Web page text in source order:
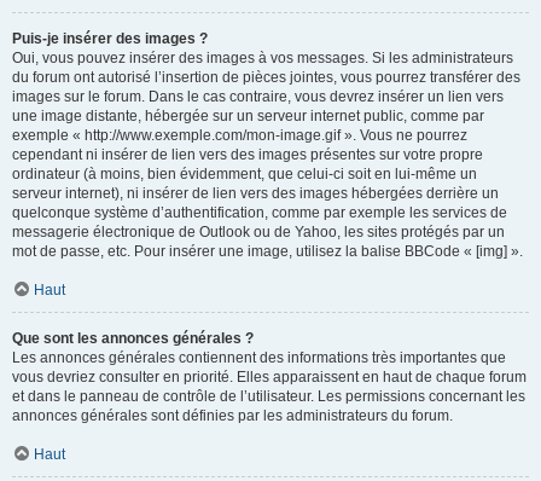
Puis-je insérer des images ?
Oui, vous pouvez insérer des images à vos messages. Si les administrateurs
du forum ont autorisé l’insertion de pièces jointes, vous pourrez transférer des
images sur le forum. Dans le cas contraire, vous devrez insérer un lien vers
une image distante, hébergée sur un serveur internet public, comme par
exemple « http://www.exemple.com/mon-image.gif ». Vous ne pourrez
cependant ni insérer de lien vers des images présentes sur votre propre
ordinateur (à moins, bien évidemment, que celui-ci soit en lui-même un
serveur internet), ni insérer de lien vers des images hébergées derrière un
quelconque système d’authentification, comme par exemple les services de
messagerie électronique de Outlook ou de Yahoo, les sites protégés par un
mot de passe, etc. Pour insérer une image, utilisez la balise BBCode « [img] ».
Haut
Que sont les annonces générales ?
Les annonces générales contiennent des informations très importantes que
vous devriez consulter en priorité. Elles apparaissent en haut de chaque forum
et dans le panneau de contrôle de l’utilisateur. Les permissions concernant les
annonces générales sont définies par les administrateurs du forum.
Haut